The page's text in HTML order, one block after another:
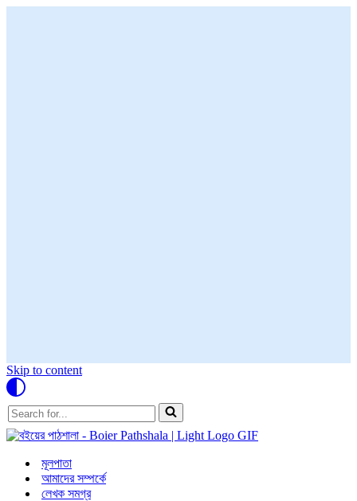
Skip to content
Search
for...
মূলপাতা
আমাদের সম্পর্কে
লেখক সমগ্র